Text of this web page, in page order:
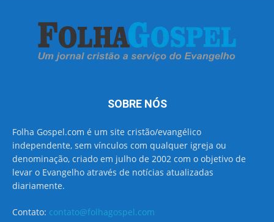
SOBRE NÓS
Folha Gospel.com é um site cristão/evangélico
independente, sem vínculos com qualquer igreja ou
denominação, criado em julho de 2002 com o objetivo de
levar o Evangelho através de notícias atualizadas
diariamente.
Contato: contato@folhagospel.com